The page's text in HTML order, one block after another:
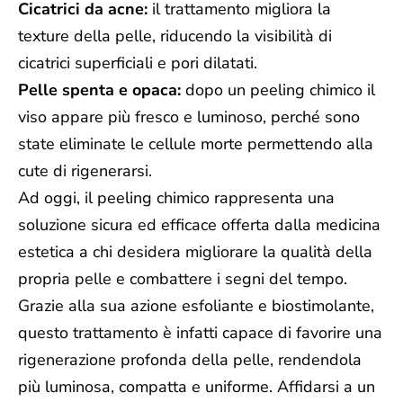
Cicatrici da acne: il trattamento migliora la
texture della pelle, riducendo la visibilità di
cicatrici superficiali e pori dilatati.
Pelle spenta e opaca: dopo un peeling chimico il
viso appare più fresco e luminoso, perché sono
state eliminate le cellule morte permettendo alla
cute di rigenerarsi.
Ad oggi, il peeling chimico rappresenta una
soluzione sicura ed efficace offerta dalla medicina
estetica a chi desidera migliorare la qualità della
propria pelle e combattere i segni del tempo.
Grazie alla sua azione esfoliante e biostimolante,
questo trattamento è infatti capace di favorire una
rigenerazione profonda della pelle, rendendola
più luminosa, compatta e uniforme. Affidarsi a un